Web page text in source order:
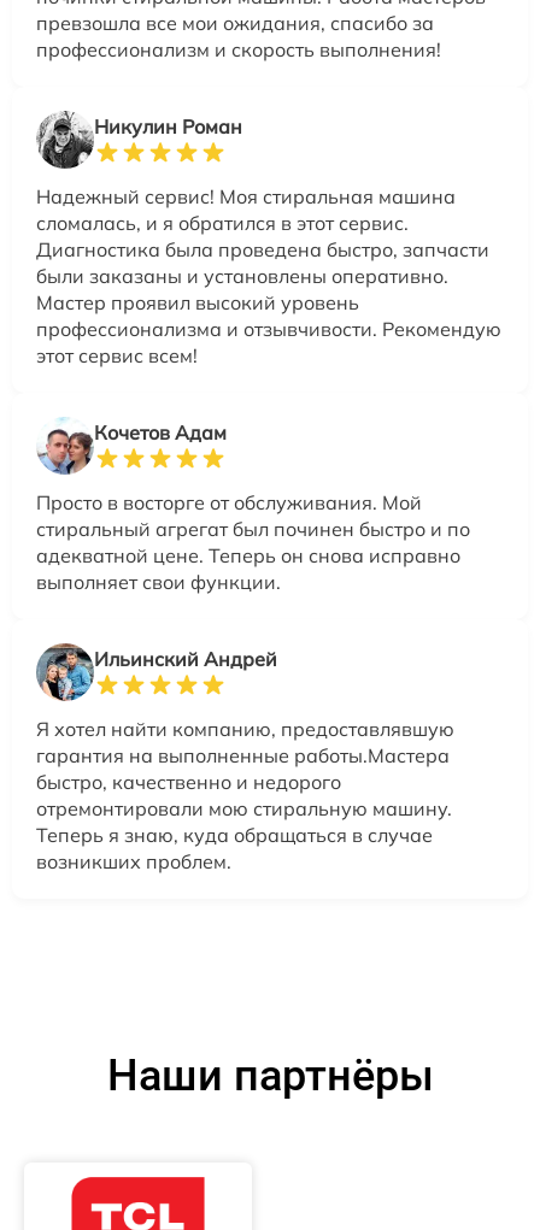
превзошла все мои ожидания, спасибо за
профессионализм и скорость выполнения!
Никулин Роман
Надежный сервис! Моя стиральная машина
сломалась, и я обратился в этот сервис.
Диагностика была проведена быстро, запчасти
были заказаны и установлены оперативно.
Мастер проявил высокий уровень
профессионализма и отзывчивости. Рекомендую
этот сервис всем!
Кочетов Адам
Просто в восторге от обслуживания. Мой
стиральный агрегат был починен быстро и по
адекватной цене. Теперь он снова исправно
выполняет свои функции.
Ильинский Андрей
Я хотел найти компанию, предоставлявшую
гарантия на выполненные работы.Мастера
быстро, качественно и недорого
отремонтировали мою стиральную машину.
Теперь я знаю, куда обращаться в случае
возникших проблем.
Наши партнёры